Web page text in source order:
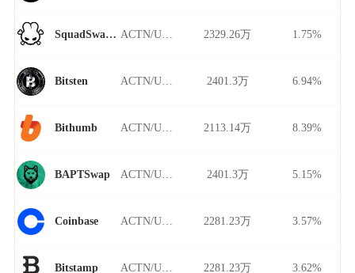
SquadSwap Dynamo 2329.26万 1.75%
Bitsten 2401.3万 6.94%
Bithumb 2113.14万 8.39%
BAPTSwap 2401.3万 5.15%
Coinbase 2281.23万 3.57%
Bitstamp 2281.23万 3.62%